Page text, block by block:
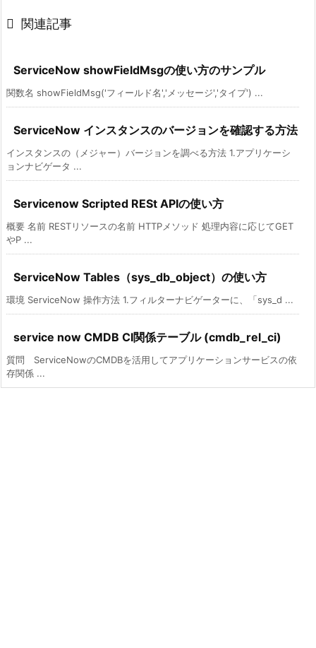
 関連記事
ServiceNow showFieldMsgの使い方のサンプル
関数名 showFieldMsg('フィールド名','メッセージ','タイプ') ...
ServiceNow インスタンスのバージョンを確認する方法
インスタンスの（メジャー）バージョンを調べる方法 1.アプリケーシ
ョンナビゲータ ...
Servicenow Scripted RESt APIの使い方
概要 名前 RESTリソースの名前 HTTPメソッド 処理内容に応じてGET
やP ...
ServiceNow Tables（sys_db_object）の使い方
環境 ServiceNow 操作方法 1.フィルターナビゲーターに、「sys_d ...
service now CMDB CI関係テーブル (cmdb_rel_ci)
質問 ServiceNowのCMDBを活用してアプリケーションサービスの依
存関係 ...